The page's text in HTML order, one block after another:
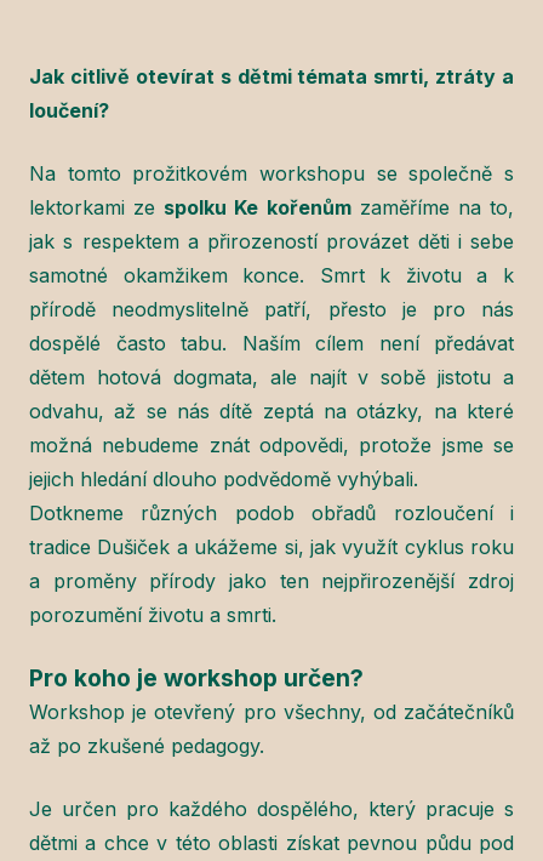
Jak citlivě otevírat s dětmi témata smrti, ztráty a
loučení?
Na tomto prožitkovém workshopu se společně s
lektorkami ze spolku Ke kořenůmzaměříme na to,
jak s respektem a přirozeností provázet děti i sebe
samotné okamžikem konce. Smrt k životu a k
přírodě neodmyslitelně patří, přesto je pro nás
dospělé často tabu. Naším cílem není předávat
dětem hotová dogmata, ale najít v sobě jistotu a
odvahu, až se nás dítě zeptá na otázky, na které
možná nebudeme znát odpovědi, protože jsme se
jejich hledání dlouho podvědomě vyhýbali.
Dotkneme různých podob obřadů rozloučení i
tradice Dušiček a ukážeme si, jak využít cyklus roku
a proměny přírody jako ten nejpřirozenější zdroj
porozumění životu a smrti.
Pro koho je workshop určen?
Workshop je otevřený pro všechny, od začátečníků
až po zkušené pedagogy.
Je určen pro každého dospělého, který pracuje s
dětmi a chce v této oblasti získat pevnou půdu pod